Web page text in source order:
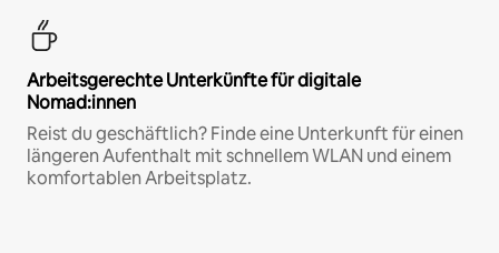
Arbeitsgerechte Unterkünfte für digitale
Nomad:innen
Reist du geschäftlich? Finde eine Unterkunft für einen
längeren Aufenthalt mit schnellem WLAN und einem
komfortablen Arbeitsplatz.